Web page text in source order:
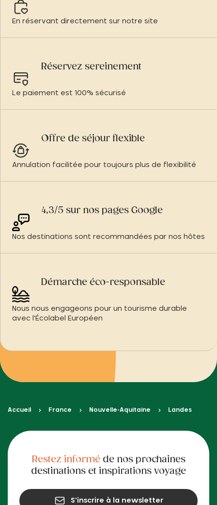
En réservant directement sur notre site
Réservez sereinement
Le paiement est 100% sécurisé
Offre de séjour flexible
Annulation facilitée pour toujours plus de flexibilité
4,3/5 sur nos pages Google
Nos destinations sont recommandées par nos hôtes
Démarche éco-responsable
Nous nous engageons pour un tourisme durable
avec l'Écolabel Européen
Accueil France Nouvelle-Aquitaine Landes
Restez informéde nos prochaines
destinations et inspirations voyage
S'inscrire à la newsletter